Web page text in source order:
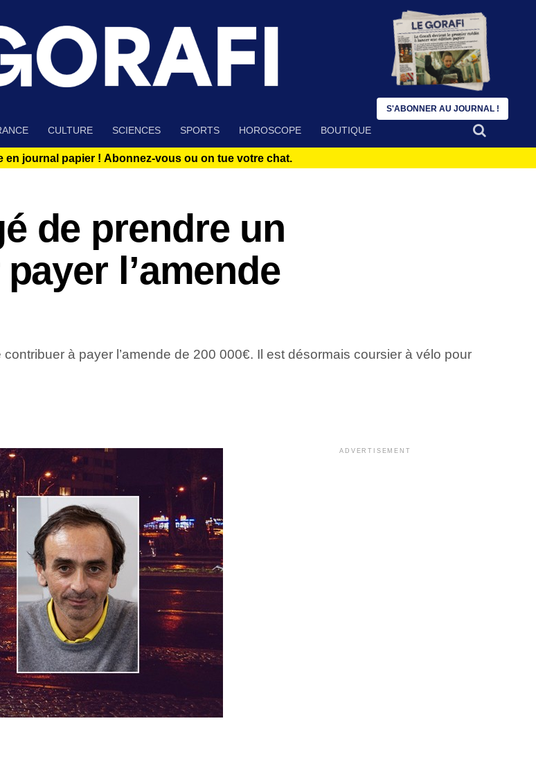
CULTURE SCIENCES SPORTS HOROSCOPE BOUTIQUE
en journal papier ! Abonnez-vous ou on tue votre chat.
de prendre un
l’amende
à payer l’amende de 200 000€. Il est désormais coursier à vélo pour
ADVERTISEMENT
S'ABONNER AU JOURNAL !